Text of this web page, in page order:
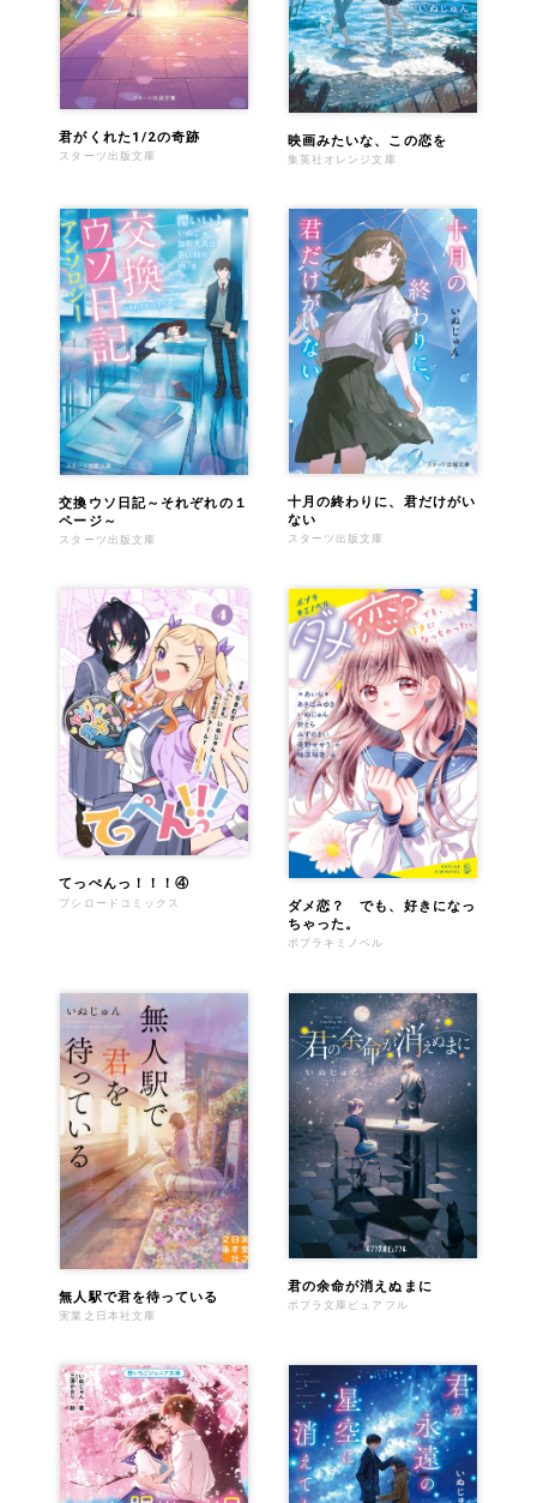
君がくれた1/2の奇跡
スターツ出版文庫
映画みたいな、この恋を
集英社オレンジ文庫
交換ウソ日記～それぞれの１
ページ～
スターツ出版文庫
十月の終わりに、君だけがい
ない
スターツ出版文庫
てっぺんっ！！！④
ブシロードコミックス
ダメ恋？ でも、好きになっ
ちゃった。
ポプラキミノベル
無人駅で君を待っている
実業之日本社文庫
君の余命が消えぬまに
ポプラ文庫ピュアフル